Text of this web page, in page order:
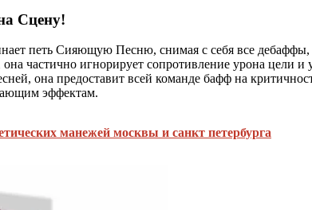
Сцену!
петь Сияющую Песню, снимая с себя все
частично игнорирует сопротивление урона цели
она предоставит всей команде бафф на
эффектам.
манежей москвы и санкт петербурга